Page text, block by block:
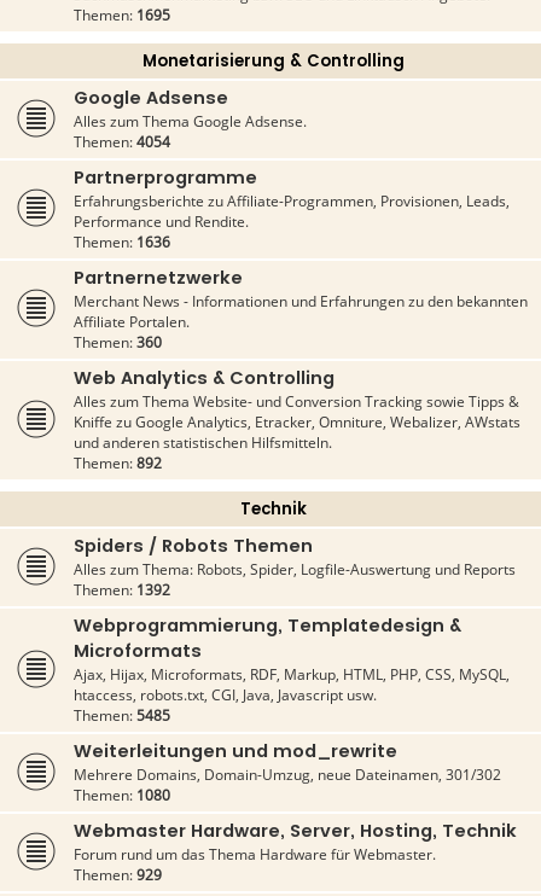
Themen: 1695
Monetarisierung & Controlling
Google Adsense
Alles zum Thema Google Adsense.
Themen:4054
Partnerprogramme
Erfahrungsberichte zu Affiliate-Programmen, Provisionen, Leads,
Performance und Rendite.
Themen: 1636
Partnernetzwerke
Merchant News - Informationen und Erfahrungen zu den bekannten
Affiliate Portalen.
Themen:360
Web Analytics & Controlling
Alles zum Thema Website- und Conversion Tracking sowie Tipps &
Kniffe zu Google Analytics, Etracker, Omniture, Webalizer, AWstats
und anderen statistischen Hilfsmitteln.
Themen:892
Technik
Spiders / Robots Themen
Alles zum Thema: Robots, Spider, Logfile-Auswertung und Reports
Themen: 1392
Webprogrammierung, Templatedesign &
Microformats
Ajax, Hijax, Microformats, RDF, Markup, HTML, PHP, CSS, MySQL,
htaccess, robots.txt, CGI, Java, Javascript usw.
Themen:5485
Weiterleitungen und mod_rewrite
Mehrere Domains, Domain-Umzug, neue Dateinamen, 301/302
Themen: 1080
Webmaster Hardware, Server, Hosting, Technik
Forum rund um das Thema Hardware für Webmaster.
Themen:929